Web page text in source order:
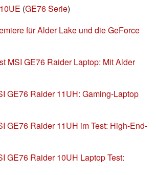
(GE76 Serie)
für Alder Lake und die GeForce
MSI GE76 Raider Laptop: Mit Alder
GE76 Raider 11UH: Gaming-Laptop
GE76 Raider 11UH im Test: High-End-
GE76 Raider 10UH Laptop Test: